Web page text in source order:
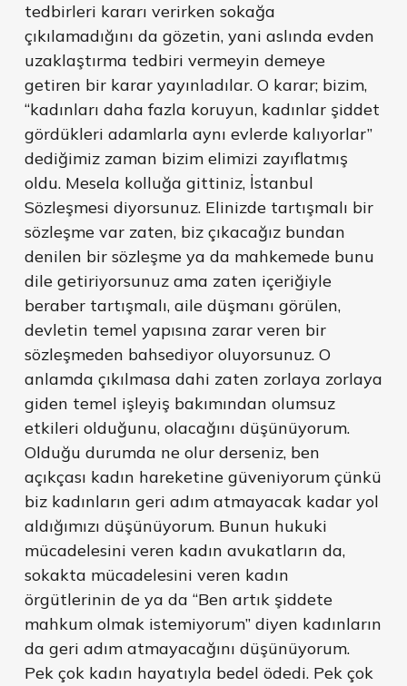
tedbirleri kararı verirken sokağa
çıkılamadığını da gözetin, yani aslında evden
uzaklaştırma tedbiri vermeyin demeye
getiren bir karar yayınladılar. O karar; bizim,
“kadınları daha fazla koruyun, kadınlar şiddet
gördükleri adamlarla aynı evlerde kalıyorlar”
dediğimiz zaman bizim elimizi zayıflatmış
oldu. Mesela kolluğa gittiniz, İstanbul
Sözleşmesi diyorsunuz. Elinizde tartışmalı bir
sözleşme var zaten, biz çıkacağız bundan
denilen bir sözleşme ya da mahkemede bunu
dile getiriyorsunuz ama zaten içeriğiyle
beraber tartışmalı, aile düşmanı görülen,
devletin temel yapısına zarar veren bir
sözleşmeden bahsediyor oluyorsunuz. O
anlamda çıkılmasa dahi zaten zorlaya zorlaya
giden temel işleyiş bakımından olumsuz
etkileri olduğunu, olacağını düşünüyorum.
Olduğu durumda ne olur derseniz, ben
açıkçası kadın hareketine güveniyorum çünkü
biz kadınların geri adım atmayacak kadar yol
aldığımızı düşünüyorum. Bunun hukuki
mücadelesini veren kadın avukatların da,
sokakta mücadelesini veren kadın
örgütlerinin de ya da “Ben artık şiddete
mahkum olmak istemiyorum” diyen kadınların
da geri adım atmayacağını düşünüyorum.
Pek çok kadın hayatıyla bedel ödedi. Pek çok